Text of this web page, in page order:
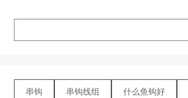
串钩 串钩线组 什么鱼钩好